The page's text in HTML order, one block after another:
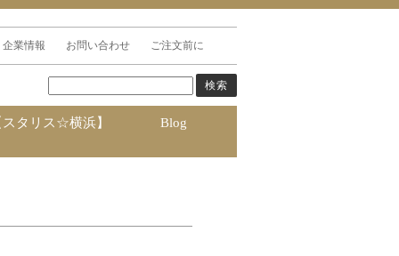
企業情報 お問い合わせ ご注文前に
タリス☆横浜】 Blog